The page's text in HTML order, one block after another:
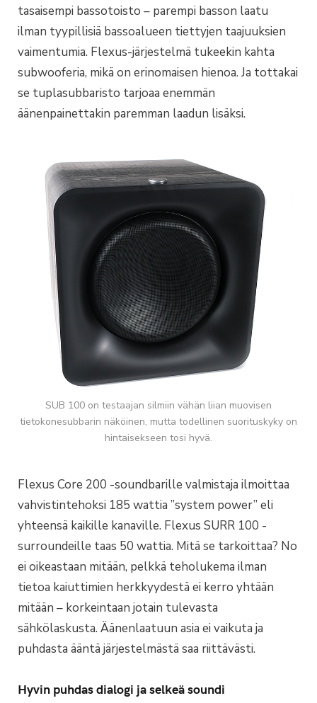
tasaisempi bassotoisto – parempi basson laatu
ilman tyypillisiä bassoalueen tiettyjen taajuuksien
vaimentumia. Flexus-järjestelmä tukeekin kahta
subwooferia, mikä on erinomaisen hienoa. Ja tottakai
se tuplasubbaristo tarjoaa enemmän
äänenpainettakin paremman laadun lisäksi.
SUB 100 on testaajan silmiin vähän liian muovisen
tietokonesubbarin näköinen, mutta todellinen suorituskyky on
hintaisekseen tosi hyvä.
Flexus Core 200 -soundbarille valmistaja ilmoittaa
vahvistintehoksi 185 wattia ”system power” eli
yhteensä kaikille kanaville. Flexus SURR 100 -
surroundeille taas 50 wattia. Mitä se tarkoittaa? No
ei oikeastaan mitään, pelkkä teholukema ilman
tietoa kaiuttimien herkkyydestä ei kerro yhtään
mitään – korkeintaan jotain tulevasta
sähkölaskusta. Äänenlaatuun asia ei vaikuta ja
puhdasta ääntä järjestelmästä saa riittävästi.
Hyvin puhdas dialogi ja selkeä soundi